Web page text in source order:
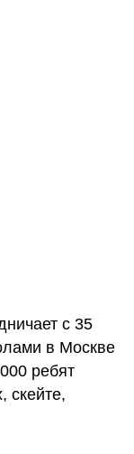
с 35
в Москве
ребят
скейте,